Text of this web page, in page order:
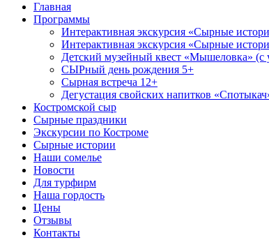
Главная
Программы
Интерактивная экскурсия «Сырные
Интерактивная экскурсия «Сырные
Детский музейный квест «Мышеловка» (с
СЫРный день рождения 5+
Сырная встреча 12+
Дегустация свойских напитков
Костромской сыр
Сырные праздники
Экскурсии по Костроме
Сырные истории
Наши сомелье
Новости
Для турфирм
Наша гордость
Цены
Отзывы
Контакты